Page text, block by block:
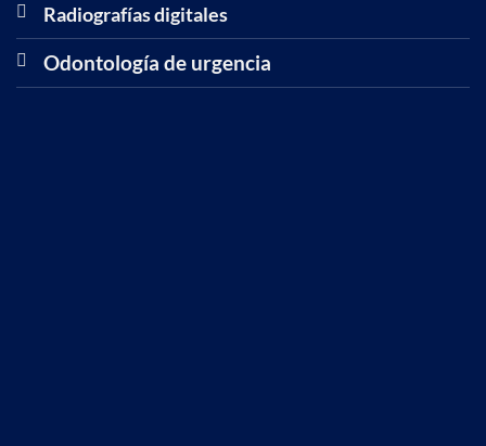
Radiografías digitales
Odontología de urgencia